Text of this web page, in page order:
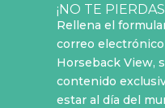
¡NO TE
Rellena el
correo
Horseback View,
contenido
estar al día del